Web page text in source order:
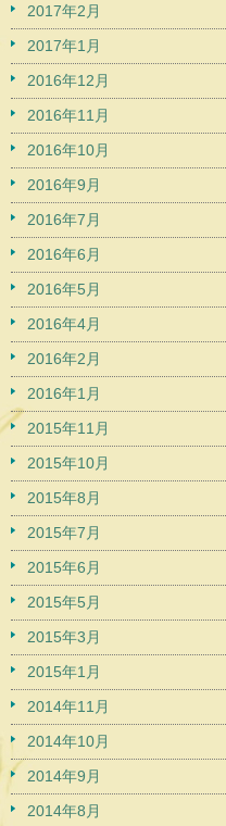
2017年2月
2017年1月
2016年12月
2016年11月
2016年10月
2016年9月
2016年7月
2016年6月
2016年5月
2016年4月
2016年2月
2016年1月
2015年11月
2015年10月
2015年8月
2015年7月
2015年6月
2015年5月
2015年3月
2015年1月
2014年11月
2014年10月
2014年9月
2014年8月